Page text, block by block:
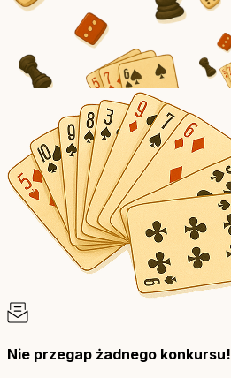
Nie przegap żadnego konkursu!